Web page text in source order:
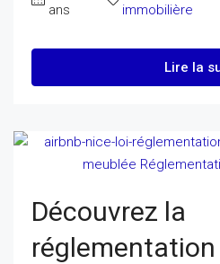
ans
immobilière
Lire la
Découvrez la